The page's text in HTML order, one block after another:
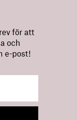
för att
och
e-post!